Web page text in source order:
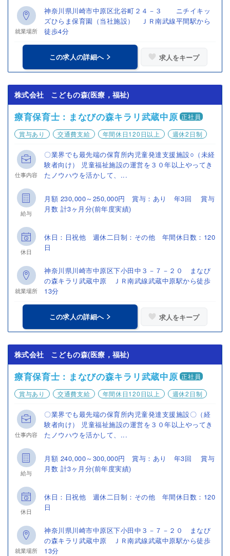
就業場所
神奈川県川崎市中原区北谷町２４－３ ニチイキッ
ズひらま保育園（当社施設） ＪＲ南武線平間駅から
徒歩4分
この求人の詳細へ 求人をキープ
株式会社 こどもの森(医療，福祉)
療育保育士：まなびの森キラリ武蔵中原 正社員
賞与あり
交通費支給 年間休日120日以上 週休2日制
仕事内容
〇業界でも最先端の保育所内児童発達支援施設○（未経
験者向け） 児童福祉施設の運営を３０年以上やってき
たノウハウを活かして、...
給与
月額 230,000～250,000円 賞与：あり 年3回 賞与
月数 計3ヶ月分(前年度実績)
休日
休日：日祝他 週休二日制：その他 年間休日数：120
日
就業場所
神奈川県川崎市中原区下小田中３－７－２０ まなび
の森キラリ武蔵中原 ＪＲ南武線武蔵中原駅から徒歩
13分
この求人の詳細へ 求人をキープ
株式会社 こどもの森(医療，福祉)
療育保育士：まなびの森キラリ武蔵中原 正社員
賞与あり
交通費支給 年間休日120日以上 週休2日制
仕事内容
〇業界でも最先端の保育所内児童発達支援施設〇（経
験者向け） 児童福祉施設の運営を３０年以上やってき
たノウハウを活かして、...
給与
月額 240,000～300,000円 賞与：あり 年3回 賞与
月数 計3ヶ月分(前年度実績)
休日
休日：日祝他 週休二日制：その他 年間休日数：120
日
就業場所
神奈川県川崎市中原区下小田中３－７－２０ まなび
の森キラリ武蔵中原 ＪＲ南武線武蔵中原駅から徒歩
13分